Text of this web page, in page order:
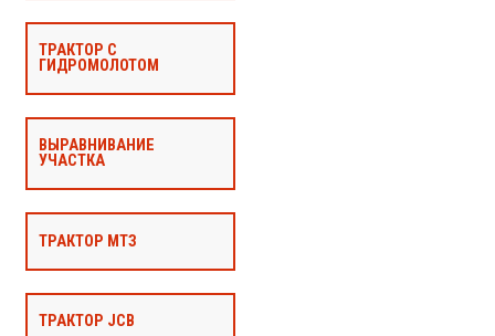
ТРАКТОР С
ГИДРОМОЛОТОМ
ВЫРАВНИВАНИЕ
УЧАСТКА
ТРАКТОР МТЗ
ТРАКТОР JCB